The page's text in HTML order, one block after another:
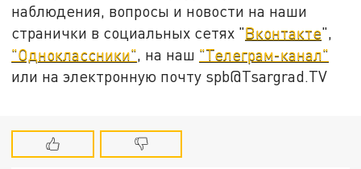
наблюдения, вопросы и новости на наши
странички в социальных сетях "Вконтакте",
"Одноклассники" , на наш "Телеграм-канал"
или на электронную почту spb@Tsargrad.TV